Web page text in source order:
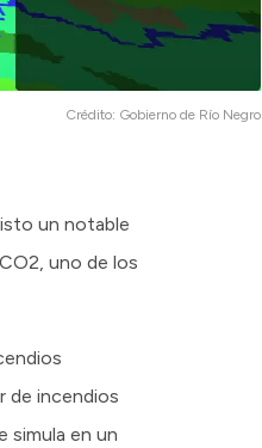
Crédito: Gobierno de Río Negro
un notable
uno de los
de incendios
simula en un